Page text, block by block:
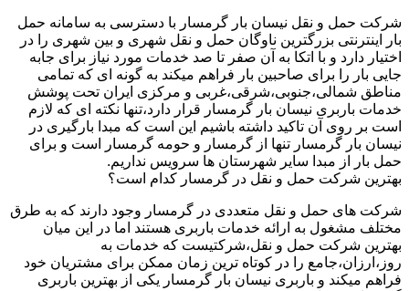
شرکت حمل و نقل نیسان بار گرمسار با دسترسی به سامانه حمل
بار اینترنتی بزرگترین ناوگان حمل و نقل شهری و بین شهری را در
اختیار دارد و با اتکا به آن صفر تا صد خدمات مورد نیاز برای جابه
جایی بار را برای صاحبین بار فراهم میکند به گونه ای که تمامی
مناطق شمالی،جنوبی،شرقی،غربی و مرکزی ایران تحت پوشش
خدمات باربری نیسان بار گرمسار قرار دارد،تنها نکته ای که لازم
است بر روی آن تاکید داشته باشیم این است که مبدا بارگیری در
نیسان بار گرمسار تنها از گرمسار و حومه گرمسار است و برای
حمل بار از مبدا سایر شهرستان ها سرویس نداریم.
بهترین شرکت حمل و نقل در گرمسار کدام است؟
شرکت های حمل و نقل متعددی در گرمسار وجود دارند که به طرق
مختلف مشغول به ارائه خدمات باربری هستند اما در این میان
بهترین شرکت حمل و نقل،شرکتیست که خدمات به
روز،ارزان،جامع را در کوتاه ترین زمان ممکن برای مشتریان خود
فراهم میکند و باربری نیسان بار گرمسار یکی از بهترین باربری